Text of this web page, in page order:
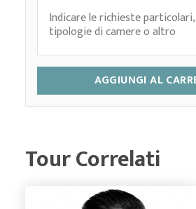
AGGIUNGI AL
Tour Correlati